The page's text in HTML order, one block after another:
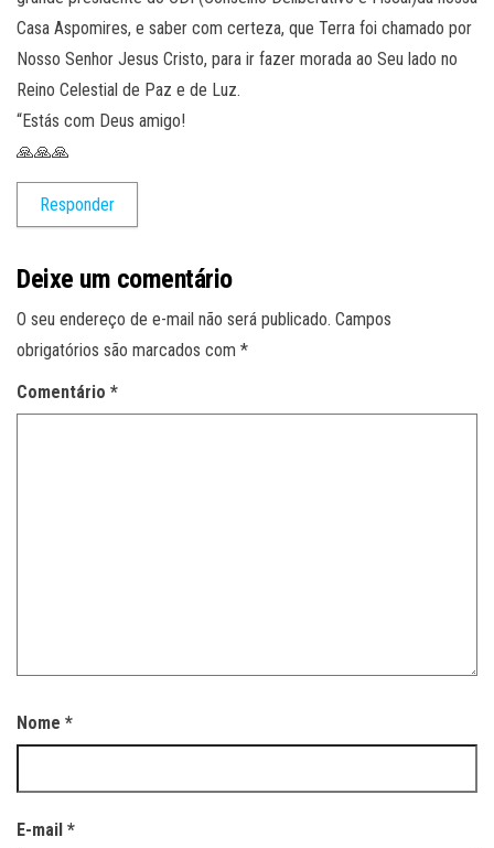
Casa Aspomires, e saber com certeza, que Terra foi chamado por
Nosso Senhor Jesus Cristo, para ir fazer morada ao Seu lado no
Reino Celestial de Paz e de Luz.
“Estás com Deus amigo!
🙏🙏🙏
Responder
Deixe um comentário
O seu endereço de e-mail não será publicado. Campos
obrigatórios são marcados com *
Comentário *
Nome *
E-mail *